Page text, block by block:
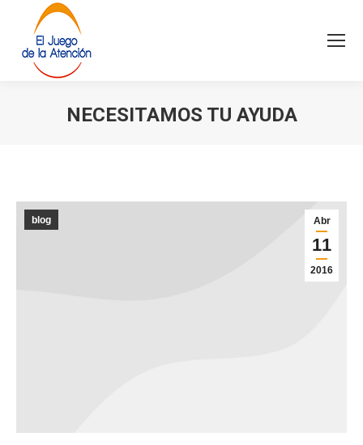
NECESITAMOS TU AYUDA
Abr
11
2016
blog